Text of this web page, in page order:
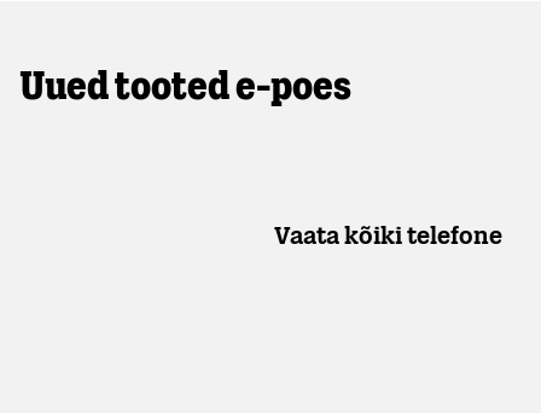
Uued tooted e-poes
Vaata kõiki telefone